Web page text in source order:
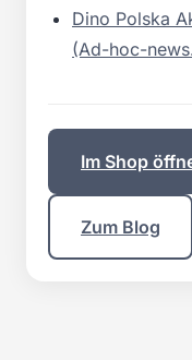
Dino Polska
(Ad-hoc-
Im Shop
Zum Blog